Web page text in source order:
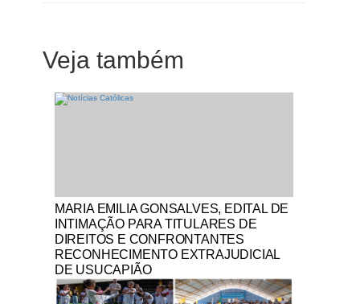
Veja também
Notícias Católicas
MARIA EMILIA GONSALVES, EDITAL DE
INTIMAÇÃO PARA TITULARES DE
DIREITOS E CONFRONTANTES
RECONHECIMENTO EXTRAJUDICIAL
DE USUCAPIÃO